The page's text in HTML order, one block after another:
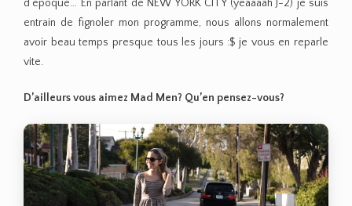
d’époque… En parlant de NEW YORK CITY (yeaaaah J-2) je suis
entrain de fignoler mon programme, nous allons normalement
avoir beau temps presque tous les jours :$ je vous en reparle
vite.
D’ailleurs vous aimez Mad Men? Qu’en pensez-vous?